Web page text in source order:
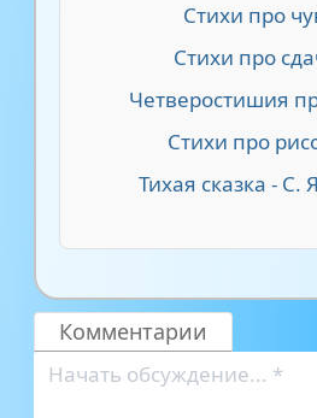
Стихи про
Стихи про
Четверостишия
Стихи про
Тихая сказка -
Комментарии